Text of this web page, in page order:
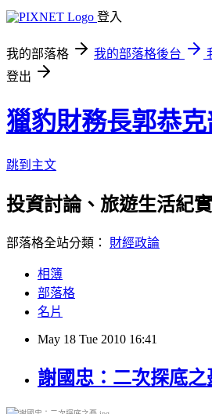
登入
我的部落格 我的部落格後台
登出
獵豹財務長郭恭
跳到主文
投資討論、旅遊生活紀
部落格全站分類： 財經政論
相簿
部落格
名片
May 18 Tue 2010 16:41
謝國忠：二次探底之